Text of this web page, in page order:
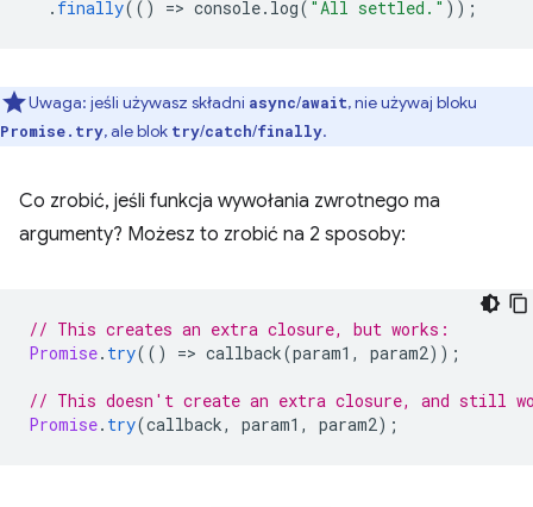
. finally(() => console. log( "All settled." ));
Uwaga: jeśli używasz składni async/await, nie używaj bloku
Promise.try, ale blok try/catch/finally.
Co zrobić, jeśli funkcja wywołania zwrotnego ma
argumenty? Możesz to zrobić na 2 sposoby:
// This creates an extra closure, but works:
Promise. try(() => callback(param1 , param2));
// This doesn't create an extra closure, and still
Promise. try(callback, param1 , param2);